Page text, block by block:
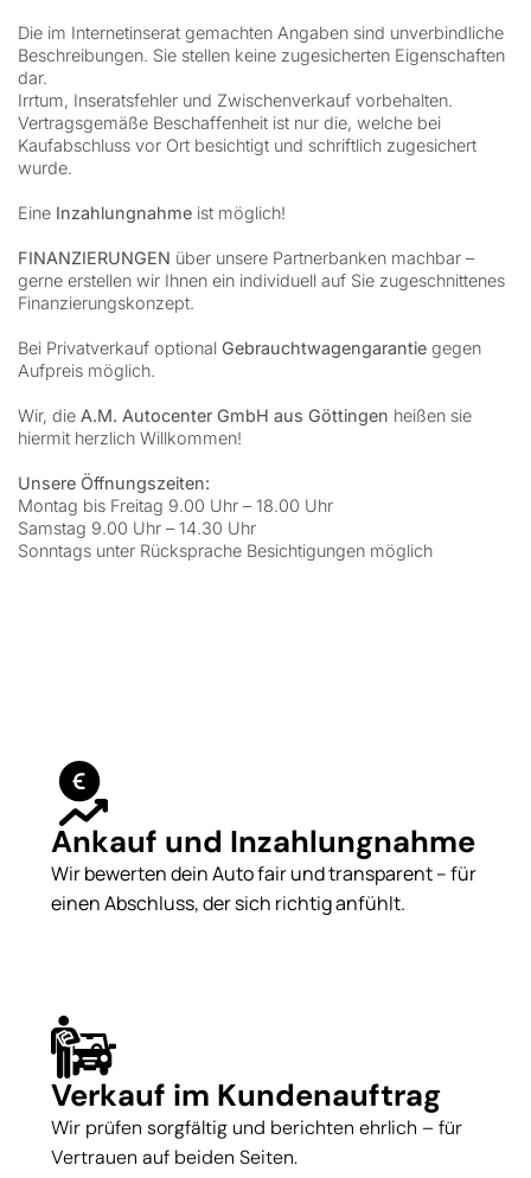
Die im Internetinserat gemachten Angaben sind unverbindliche
Beschreibungen. Sie stellen keine zugesicherten Eigenschaften
dar.
Irrtum, Inseratsfehler und Zwischenverkauf vorbehalten.
Vertragsgemäße Beschaffenheit ist nur die, welche bei
Kaufabschluss vor Ort besichtigt und schriftlich zugesichert
wurde.
Eine Inzahlungnahme ist möglich!
FINANZIERUNGEN über unsere Partnerbanken machbar –
gerne erstellen wir Ihnen ein individuell auf Sie zugeschnittenes
Finanzierungskonzept.
Bei Privatverkauf optional Gebrauchtwagengarantie gegen
Aufpreis möglich.
Wir, die A.M. Autocenter GmbH aus Göttingen heißen sie
hiermit herzlich Willkommen!
Unsere Öffnungszeiten:
Montag bis Freitag 9.00 Uhr – 18.00 Uhr
Samstag 9.00 Uhr – 14.30 Uhr
Sonntags unter Rücksprache Besichtigungen möglich
Ankauf und Inzahlungnahme
Wir bewerten dein Auto fair und transparent – für
einen Abschluss, der sich richtig anfühlt.
Verkauf im Kundenauftrag
Wir prüfen sorgfältig und berichten ehrlich – für
Vertrauen auf beiden Seiten.